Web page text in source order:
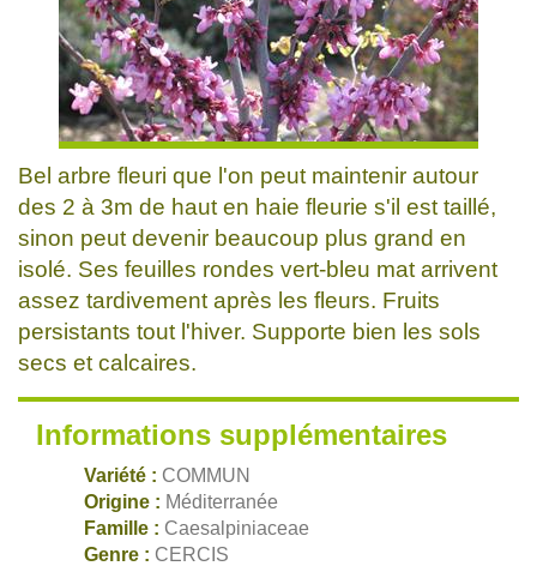
Bel arbre fleuri que l'on peut maintenir autour
des 2 à 3m de haut en haie fleurie s'il est taillé,
sinon peut devenir beaucoup plus grand en
isolé. Ses feuilles rondes vert-bleu mat arrivent
assez tardivement après les fleurs. Fruits
persistants tout l'hiver. Supporte bien les sols
secs et calcaires.
Informations supplémentaires
Variété : COMMUN
Origine : Méditerranée
Famille : Caesalpiniaceae
Genre : CERCIS